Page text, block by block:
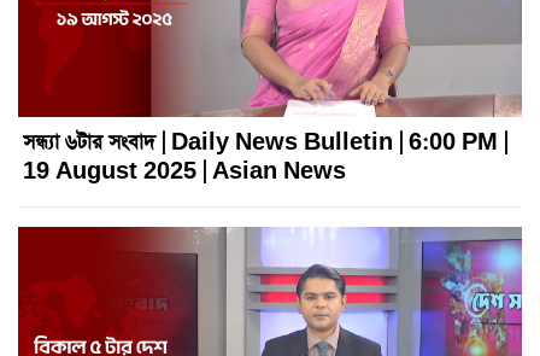
সন্ধ্যা ৬টার সংবাদ | Daily News Bulletin | 6:00 PM |
19 August 2025 | Asian News